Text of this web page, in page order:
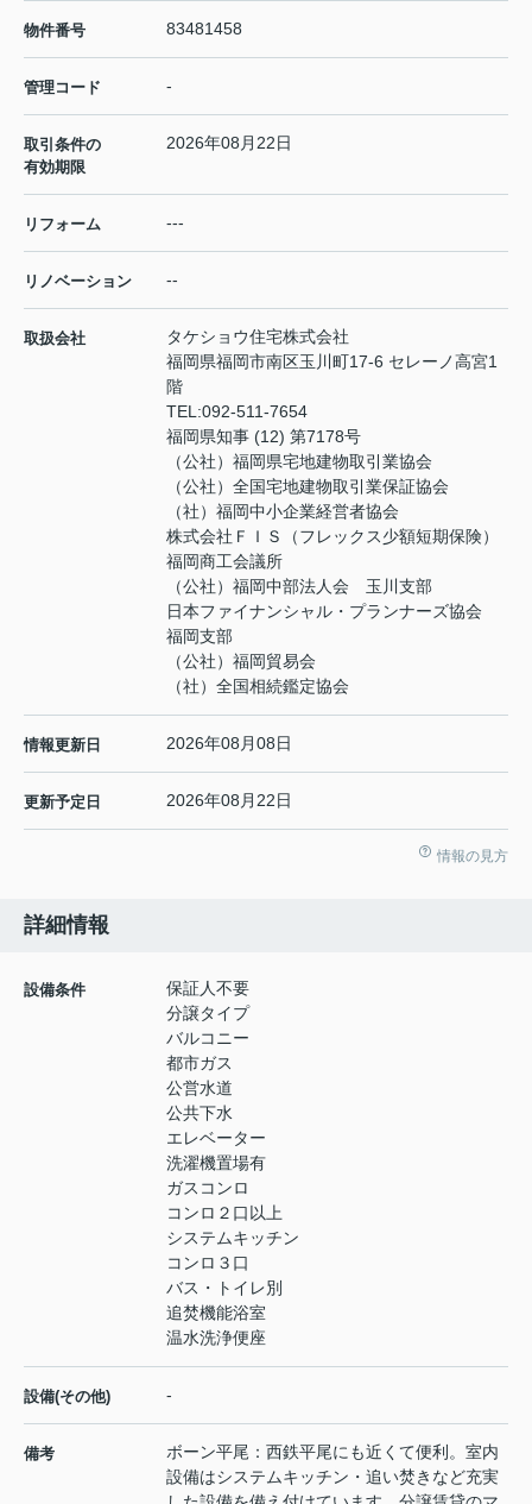
物件番号 83481458
管理コード -
取引条件の
有効期限
2026年08月22日
リフォーム ---
リノベーション --
取扱会社
タケショウ住宅株式会社
福岡県福岡市南区玉川町17-6 セレーノ高宮1
階
TEL:092-511-7654
福岡県知事 (12) 第7178号
（公社）福岡県宅地建物取引業協会
（公社）全国宅地建物取引業保証協会
（社）福岡中小企業経営者協会
株式会社ＦＩＳ（フレックス少額短期保険）
福岡商工会議所
（公社）福岡中部法人会 玉川支部
日本ファイナンシャル・プランナーズ協会
福岡支部
（公社）福岡貿易会
（社）全国相続鑑定協会
情報更新日 2026年08月08日
更新予定日 2026年08月22日
情報の見方
詳細情報
設備条件
保証人不要
分譲タイプ
バルコニー
都市ガス
公営水道
公共下水
エレベーター
洗濯機置場有
ガスコンロ
コンロ２口以上
システムキッチン
コンロ３口
バス・トイレ別
追焚機能浴室
温水洗浄便座
設備(その他) -
備考
ボーン平尾：西鉄平尾にも近くて便利。室内
設備はシステムキッチン・追い焚きなど充実